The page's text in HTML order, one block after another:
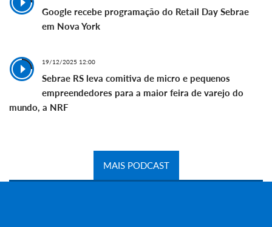
Google recebe programação do Retail Day Sebrae
em Nova York
19/12/2025 12:00
Sebrae RS leva comitiva de micro e pequenos
empreendedores para a maior feira de varejo do
mundo, a NRF
MAIS PODCAST